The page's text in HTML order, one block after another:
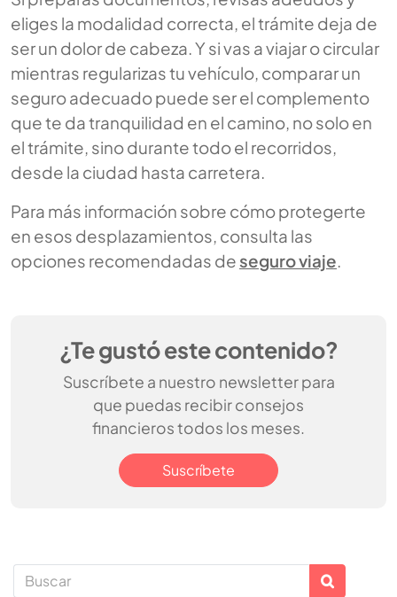
eliges la modalidad correcta, el trámite deja de
ser un dolor de cabeza. Y si vas a viajar o circular
mientras regularizas tu vehículo, comparar un
seguro adecuado puede ser el complemento
que te da tranquilidad en el camino, no solo en
el trámite, sino durante todo el recorridos,
desde la ciudad hasta carretera.
Para más información sobre cómo protegerte
en esos desplazamientos, consulta las
opciones recomendadas deseguro viaje
¿Te gustó este contenido?
Suscríbete a nuestro newsletter para
que puedas recibir consejos
financieros todos los meses.
Suscríbete